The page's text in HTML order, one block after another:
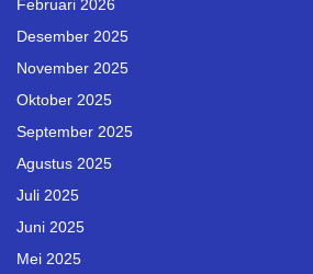
Februari 2026
Desember 2025
November 2025
Oktober 2025
September 2025
Agustus 2025
Juli 2025
Juni 2025
Mei 2025